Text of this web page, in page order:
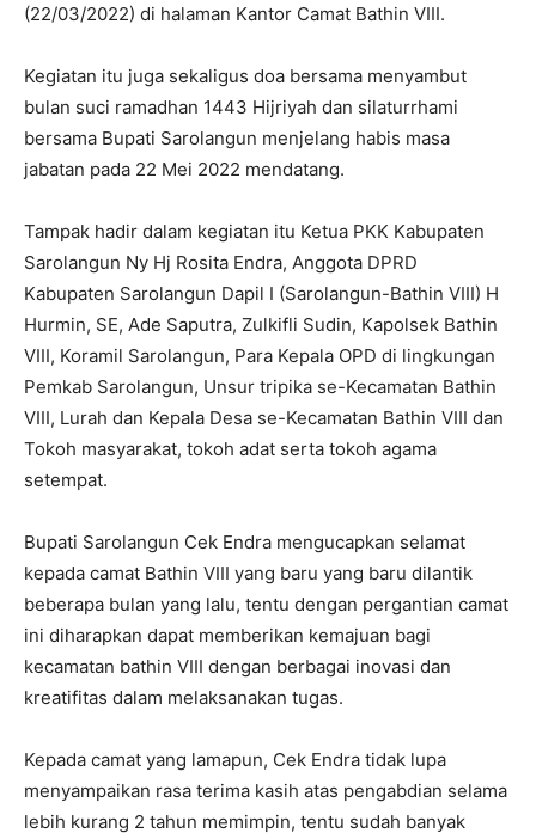
(22/03/2022) di halaman Kantor Camat Bathin VIII.
Kegiatan itu juga sekaligus doa bersama menyambut
bulan suci ramadhan 1443 Hijriyah dan silaturrhami
bersama Bupati Sarolangun menjelang habis masa
jabatan pada 22 Mei 2022 mendatang.
Tampak hadir dalam kegiatan itu Ketua PKK Kabupaten
Sarolangun Ny Hj Rosita Endra, Anggota DPRD
Kabupaten Sarolangun Dapil I (Sarolangun-Bathin VIII) H
Hurmin, SE, Ade Saputra, Zulkifli Sudin, Kapolsek Bathin
VIII, Koramil Sarolangun, Para Kepala OPD di lingkungan
Pemkab Sarolangun, Unsur tripika se-Kecamatan Bathin
VIII, Lurah dan Kepala Desa se-Kecamatan Bathin VIII dan
Tokoh masyarakat, tokoh adat serta tokoh agama
setempat.
Bupati Sarolangun Cek Endra mengucapkan selamat
kepada camat Bathin VIII yang baru yang baru dilantik
beberapa bulan yang lalu, tentu dengan pergantian camat
ini diharapkan dapat memberikan kemajuan bagi
kecamatan bathin VIII dengan berbagai inovasi dan
kreatifitas dalam melaksanakan tugas.
Kepada camat yang lamapun, Cek Endra tidak lupa
menyampaikan rasa terima kasih atas pengabdian selama
lebih kurang 2 tahun memimpin, tentu sudah banyak